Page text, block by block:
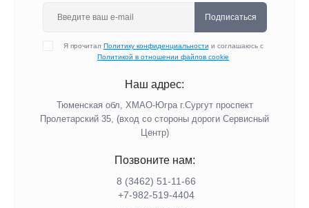
Подписаться
Я прочитал Политику конфиденциальности и соглашаюсь с
Политикой в отношении файлов cookie
Наш адрес:
Тюменская обл, ХМАО-Югра г.Сургут проспект
Пролетарский 35, (вход со стороны дороги Сервисный
Центр)
Позвоните нам:
8 (3462) 51-11-66
+7-982-519-4404